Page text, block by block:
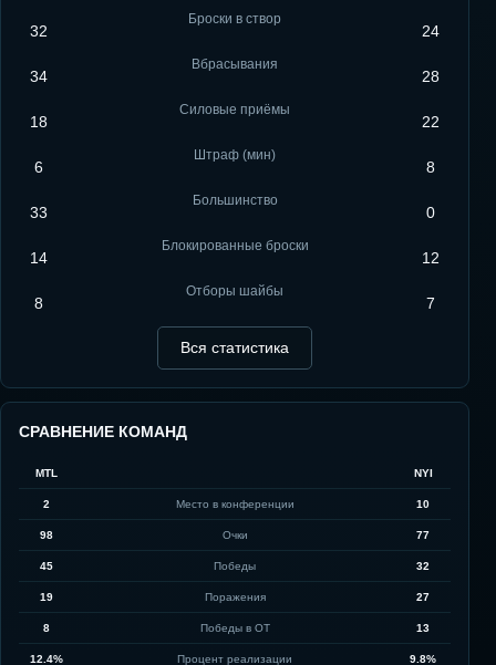
32
Броски в створ
24
34
Вбрасывания
28
18
Силовые приёмы
22
6
Штраф (мин)
8
33
Большинство
0
14
Блокированные броски
12
8
Отборы шайбы
7
Вся статистика
СРАВНЕНИЕ КОМАНД
MTL NYI
2 Место в конференции 10
98 Очки 77
45 Победы 32
19 Поражения 27
8 Победы в ОТ 13
12.4% Процент реализации 9.8%